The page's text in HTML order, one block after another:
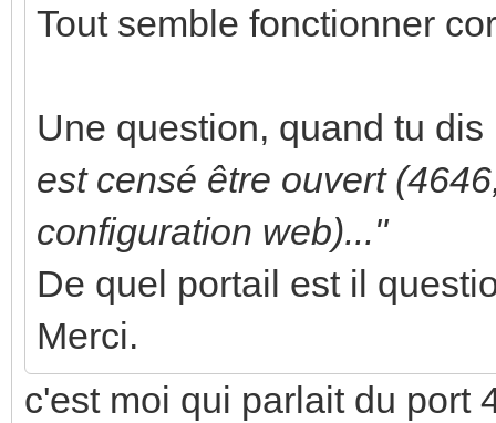
Tout semble fonctionner
Une question, quand tu
est censé être ouvert
configuration web)..."
De quel portail est il
Merci.
c'est moi qui parlait du port